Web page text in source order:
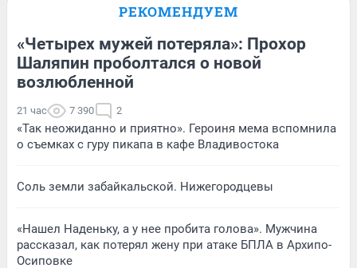
РЕКОМЕНДУЕМ
«Четырех мужей потеряла»: Прохор
Шаляпин проболтался о новой
возлюбленной
21 час 7 390 2
«Так неожиданно и приятно». Героиня мема вспомнила
о съемках с гуру пикапа в кафе Владивостока
Соль земли забайкальской. Нижегородцевы
«Нашел Наденьку, а у нее пробита голова». Мужчина
рассказал, как потерял жену при атаке БПЛА в Архипо-
Осиповке